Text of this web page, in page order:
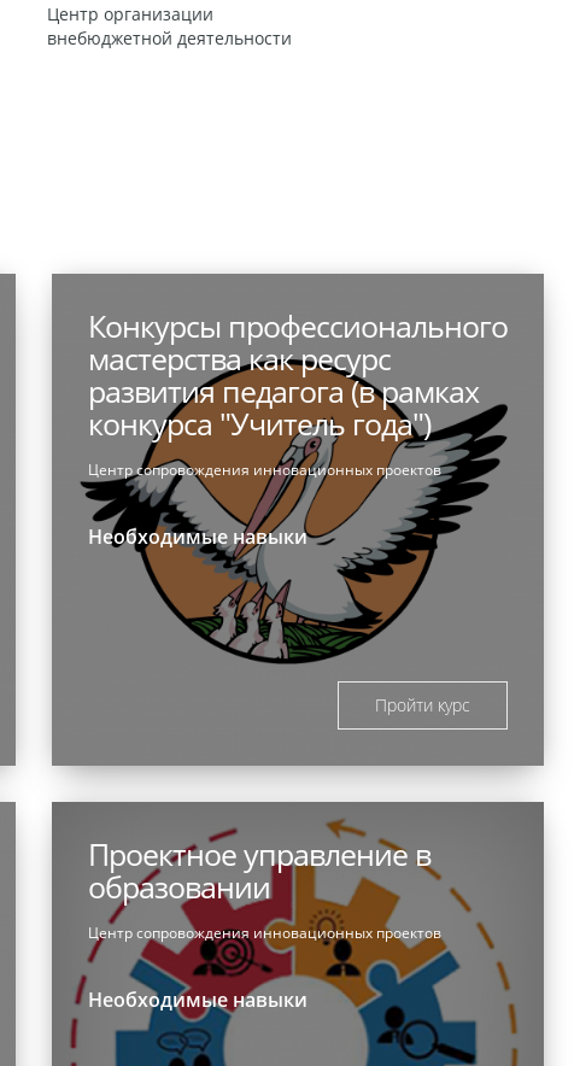
Центр организации
внебюджетной деятельности
Конкурсы профессионального
мастерства как ресурс
развития педагога (в рамках
конкурса "Учитель года")
Центр сопровождения инновационных проектов
Необходимые навыки
Пройти курс
Проектное управление в
образовании
Центр сопровождения инновационных проектов
Необходимые навыки